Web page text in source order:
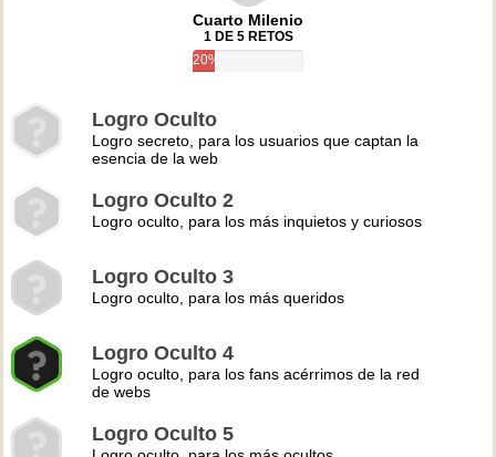
Cuarto Milenio
1 DE 5 RETOS
20%
Logro Oculto
Logro secreto, para los usuarios que captan la
esencia de la web
Logro Oculto 2
Logro oculto, para los más inquietos y curiosos
Logro Oculto 3
Logro oculto, para los más queridos
Logro Oculto 4
Logro oculto, para los fans acérrimos de la red
de webs
Logro Oculto 5